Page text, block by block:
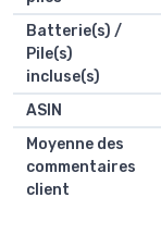
Batterie(s) /
Pile(s)
incluse(s)
ASIN
Moyenne des
commentaires
client